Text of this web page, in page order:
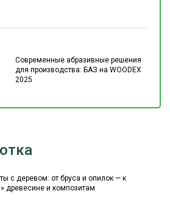
Современные абразивные решения
для производства: БАЗ на WOODEX
2025
с деревом: от бруса и опилок — к
древесине и композитам